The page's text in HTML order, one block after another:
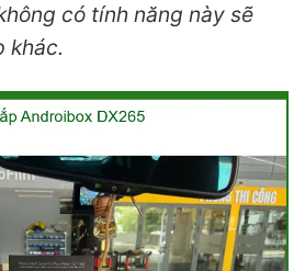
có tính năng này sẽ
khác.